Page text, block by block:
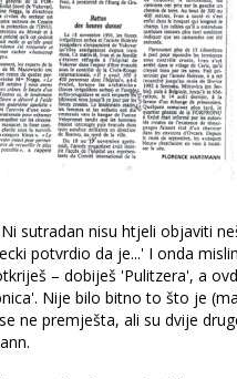
sutradan nisu htjeli objaviti
potvrdio da je...' I onda
– dobiješ 'Pulitzera', a
Nije bilo bitno to što je
ne premješta, ali su dvije